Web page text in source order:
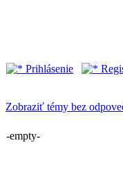
Prihlásenie
Zobraziť témy bez
-empty-